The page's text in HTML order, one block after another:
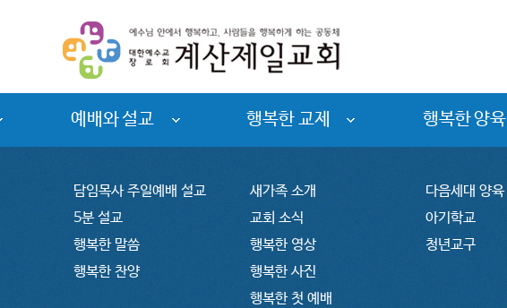
예배와 설교 행복한 교제 행복한 양육
담임목사 주일예배 설교
5분 설교
행복한 말씀
행복한 찬양
새가족 소개
교회 소식
행복한 영상
행복한 사진
행복한 첫 예배
다음세대 양육
아기학교
청년교구